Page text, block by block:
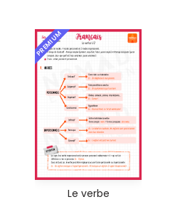
PREMIUM
Le verbe